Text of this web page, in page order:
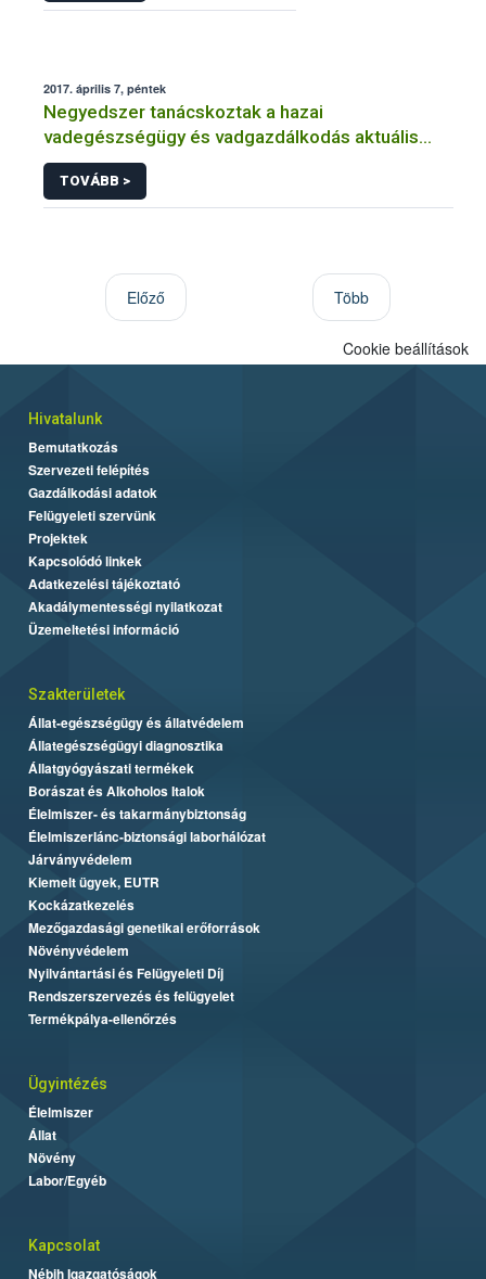
2017. április 7, péntek
Negyedszer tanácskoztak a hazai
vadegészségügy és vadgazdálkodás aktuális
kérdéseiről
TOVÁBB >
Előző Több
Cookie beállítások
Hivatalunk
Bemutatkozás
Szervezeti felépítés
Gazdálkodási adatok
Felügyeleti szervünk
Projektek
Kapcsolódó linkek
Adatkezelési tájékoztató
Akadálymentességi nyilatkozat
Üzemeltetési információ
Szakterületek
Állat-egészségügy és állatvédelem
Állategészségügyi diagnosztika
Állatgyógyászati termékek
Borászat és Alkoholos Italok
Élelmiszer- és takarmánybiztonság
Élelmiszerlánc-biztonsági laborhálózat
Járványvédelem
Kiemelt ügyek, EUTR
Kockázatkezelés
Mezőgazdasági genetikai erőforrások
Növényvédelem
Nyilvántartási és Felügyeleti Díj
Rendszerszervezés és felügyelet
Termékpálya-ellenőrzés
Ügyintézés
Élelmiszer
Állat
Növény
Labor/Egyéb
Kapcsolat
Nébih Igazgatóságok